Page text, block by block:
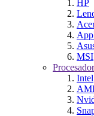
HP
MSI
Intel